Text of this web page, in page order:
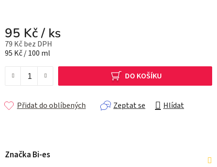
95 Kč/ ks
79 Kč bez DPH
Měrná cena:
95 Kč / 100 ml
DO KOŠÍKU
Zeptat se Hlídat
Přidat do oblíbených
Značka Bi-es